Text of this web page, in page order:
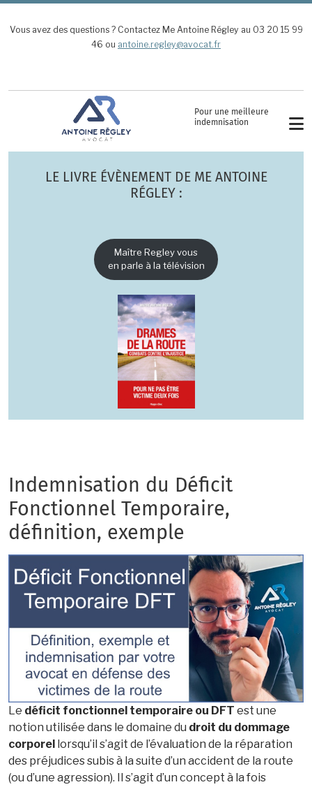
Aller au contenu principal
Vous avez des questions ? Contactez Me Antoine Régley au 03 20 15 99
46 ou antoine.regley@avocat.fr
Pour une meilleure
indemnisation
LE LIVRE ÉVÈNEMENT DE ME ANTOINE
RÉGLEY :
Maître Regley vous
en parle à la télévision
Indemnisation du Déficit
Fonctionnel Temporaire,
définition, exemple
Le déficit fonctionnel temporaire ou DFT est une
notion utilisée dans le domaine du droit du dommage
corporel lorsqu’il s’agit de l’évaluation de la réparation
des préjudices subis à la suite d’un accident de la route
(ou d’une agression). Il s’agit d’un concept à la fois